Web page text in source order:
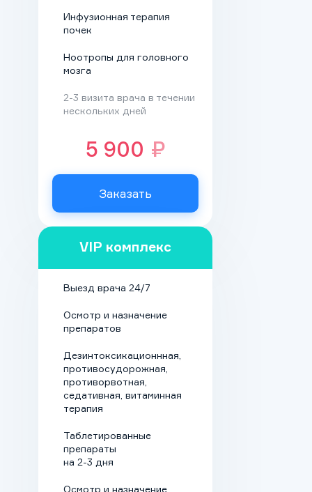
этапам.
назначения.
Зависимый получает
препараты для
подавления
абстинентного
синдрома,
нормализации
общего
снижения риска
осложнений. При
необходимости
физиотерапия и
поддержка.
Кодировка. Для
снижения риска
срыва и
профилактики
возвращения к
аддикции пациенту
ставится защитный
Инфузионная терапия
почек
Ноотропы для головного
мозга
2-3 визита врача в течении
нескольких дней
5 900 ₽
Заказать
VIP комплекс
Выезд врача 24/7
Осмотр и назначение
препаратов
Дезинтоксикационнная,
противосудорожная,
противорвотная,
седативная, витаминная
терапия
Таблетированные
препараты
на 2-3 дня
Осмотр и назначение